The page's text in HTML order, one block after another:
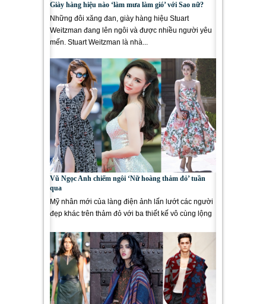
Giày hàng hiệu nào ‘làm mưa làm gió’ với Sao nữ?
Những đôi xăng đan, giày hàng hiệu Stuart
Weitzman đang lên ngôi và được nhiều người yêu
mến. Stuart Weitzman là nhà...
Vũ Ngọc Anh chiếm ngôi ‘Nữ hoàng thảm đỏ’ tuần
qua
Mỹ nhân mới của làng điện ảnh lấn lướt các người
đẹp khác trên thảm đỏ với ba thiết kế vô cùng lộng